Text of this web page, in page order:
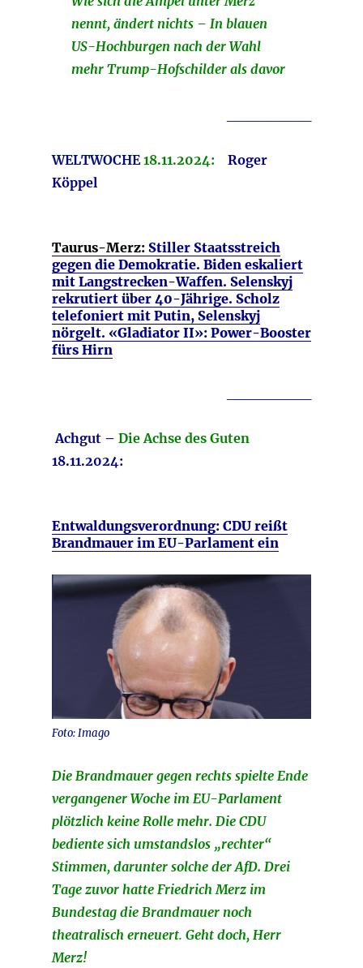
nennt, ändert nichts – In blauen
US-Hochburgen nach der Wahl
mehr Trump-Hofschilder als davor
WELTWOCHE18.11.2024:
Roger
Köppel
Taurus-Merz:Stiller Staatsstreich
gegen die Demokratie. Biden eskaliert
mit Langstrecken-Waffen. Selenskyj
rekrutiert über 40-Jährige. Scholz
telefoniert mit Putin, Selenskyj
nörgelt. «Gladiator II»: Power-Booster
fürs Hirn
Achgut – Die Achse des Guten
18.11.2024:
Entwaldungsverordnung: CDU reißt
Brandmauer im EU-Parlament ein
Foto: Imago
Die Brandmauer gegen rechts spielte Ende
vergangener Woche im EU-Parlament
plötzlich keine Rolle mehr. Die CDU
bediente sich umstandslos „rechter“
Stimmen, darunter solche der AfD. Drei
Tage zuvor hatte Friedrich Merz im
Bundestag die Brandmauer noch
theatralisch erneuert. Geht doch, Herr
Merz!